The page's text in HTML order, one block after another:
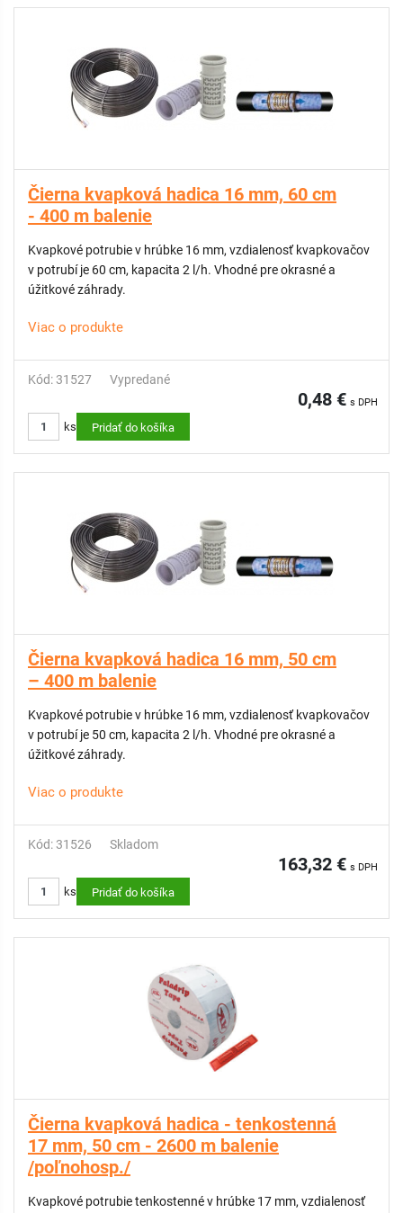
Čierna kvapková hadica 16 mm, 60 cm
- 400 m balenie
Kvapkové potrubie v hrúbke 16 mm, vzdialenosť kvapkovačov
v potrubí je 60 cm, kapacita 2 l/h. Vhodné pre okrasné a
úžitkové záhrady.
Viac o produkte
Kód: 31527 Vypredané
0,48 € s DPH
ks Pridať do košíka
Čierna kvapková hadica 16 mm, 50 cm
– 400 m balenie
Kvapkové potrubie v hrúbke 16 mm, vzdialenosť kvapkovačov
v potrubí je 50 cm, kapacita 2 l/h. Vhodné pre okrasné a
úžitkové záhrady.
Viac o produkte
Kód: 31526 Skladom
163,32 € s DPH
ks Pridať do košíka
Čierna kvapková hadica - tenkostenná
17 mm, 50 cm - 2600 m balenie
/poľnohosp./
Kvapkové potrubie tenkostenné v hrúbke 17 mm, vzdialenosť